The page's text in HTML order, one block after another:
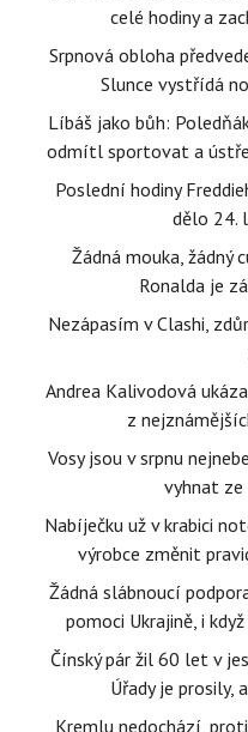
celé hodiny a
Srpnová obloha
Slunce vystřídá
Líbáš jako bůh:
odmítl sportovat a
Poslední hodiny
dělo 24.
Žádná mouka, žádný
Ronalda je
Nezápasím v Clashi,
Andrea Kalivodová
z
Vosy jsou v srpnu
vyhnat ze
Nabíječku už v krabici
výrobce změnit
Žádná slábnoucí
pomoci Ukrajině, i
Čínský pár žil 60 let v
Úřady je prosily,
Kremlu nedochází,